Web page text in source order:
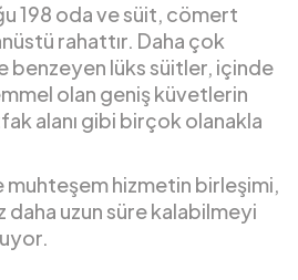
198 oda ve süit, cömert
rahattır. Daha çok
benzeyen lüks süitler, içinde
olan geniş küvetlerin
alanı gibi birçok olanakla
muhteşem hizmetin birleşimi,
uzun süre kalabilmeyi